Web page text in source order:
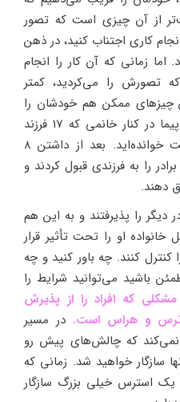
از آن چیزی است که تصور
کاری اجتناب کنید، در ذهن
اما زمانی که آن کار را انجام
تصورش را می‌کردید، کمتر
ممکن هم خودشان را
وفق می‌دهند. من اخیراً در هواپیما در کنار خانمی که 17 فرزند
داشت، نشسته بودم. بله، درست خوانده‌اید. بعد از داشتن 8
4 خواهر و برادر را به فرزندی قبول کردند و
دهند.
و برادر دیگر را پذیرفتند و به این هم
او را تحت تأثیر قرار
کنترل کنند. چه باور کنید و چه
باشید می‌توانید شرایط را
مشکلی که افراد را از پذیرش
ترس و هراس است. در مسیر
نمی‌کند که چالش‌های پیش رو
سازگار خواهید شد. زمانی که
یک استرس خیلی بزرگ سازگار